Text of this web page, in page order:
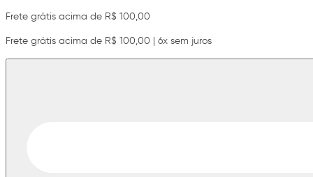
Frete grátis acima de R$ 100,00
Frete grátis acima de R$ 100,00 | 6x sem juros